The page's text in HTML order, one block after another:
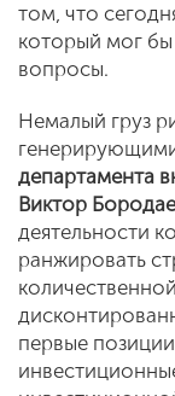
том, что
который мог
вопросы.
Немалый груз
департамента
Виктор
деятельности
ранжировать
первые